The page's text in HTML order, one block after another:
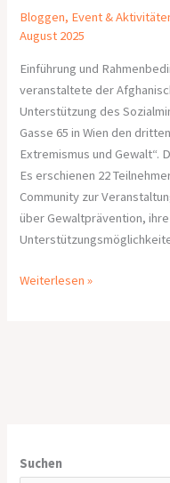
Bloggen, Event &
August 2025
Einführung und
veranstaltete der
Unterstützung des
Gasse 65 in Wien den
Extremismus und Gewalt“.
Es erschienen 22
Community zur
über Gewaltprävention,
Weiterlesen »
Suchen